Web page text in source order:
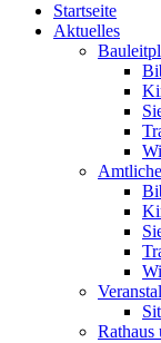
Startseite
Aktuelles
Rathaus